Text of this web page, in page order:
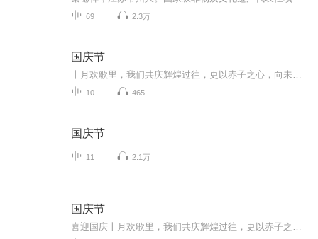
69 2.3万
国庆节
10 465
国庆节
11 2.1万
国庆节